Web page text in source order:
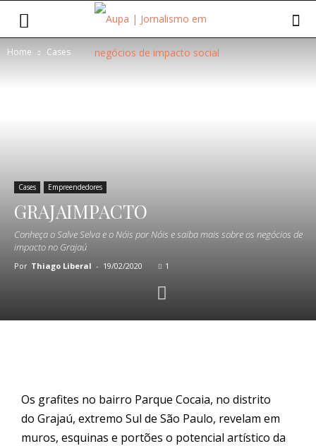
Home Cases
Cases Empreendedores
GRAJAIMPACTO
Conheça o Salve Selva e o Nóis por Nóis e saiba mais sobre os negócios de
impacto no Grajaú
Por Thiago Liberal - 19/02/2020 1
Os grafites no bairro Parque Cocaia, no distrito
do Grajaú, extremo Sul de São Paulo, revelam em
muros, esquinas e portões o potencial artístico da